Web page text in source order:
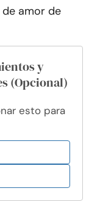
de amor de
y
(Opcional)
esto para